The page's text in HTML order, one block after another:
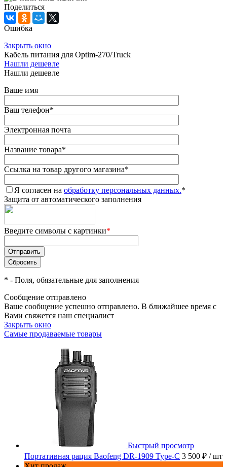
Поделиться
Ошибка
Закрыть окно
Кабель питания для Optim-270/Truck
Нашли дешевле
Нашли дешевле
Ваше имя
Ваш телефон*
Электронная почта
Название товара*
Ссылка на товар другого магазина*
Я согласен на обработку персональных данных.*
Защита от автоматического заполнения
Введите символы с картинки*
* - Поля, обязательные для заполнения
Сообщение отправлено
Ваше сообщение успешно отправлено. В ближайшее время с
Вами свяжется наш специалист
Закрыть окно
Самые продаваемые товары
Быстрый просмотр
Портативная рация Baofeng DR-1909 Type-C 3 500 ₽ / шт